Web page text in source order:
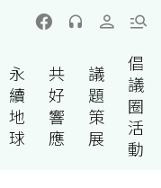
永
續
地
球
共
好
響
應
議
題
策
展
倡
議
圈
活
動